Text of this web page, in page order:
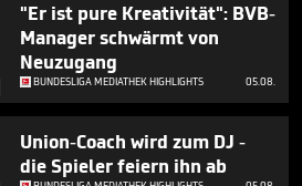
"Er ist pure Kreativität": BVB-
Manager schwärmt von
Neuzugang
BUNDESLIGA MEDIATHEK HIGHLIGHTS 05.08.
Union-Coach wird zum DJ -
die Spieler feiern ihn ab